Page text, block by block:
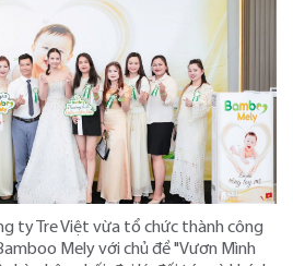
ty Tre Việt vừa tổ chức thành công
Mely với chủ đề "Vươn Mình